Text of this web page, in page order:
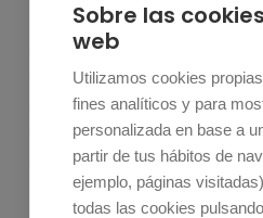
Aislado de proteína de
aceite de
girasol, aromas naturales,
dulce, goma xantana, sal,
ácido ascórbico.
Sobre las
web
Utilizamos cookies
fines analíticos y para
personalizada en base a
partir de tus hábitos de
ejemplo, páginas
todas las cookies